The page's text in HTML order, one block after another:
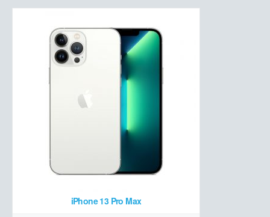
iPhone 13 Pro Max
OLED 6,1 polegadas Full HD+ com 120 Hz
Câmera:Tripla (12 MP + 12 MP teleobjetiva +12 MP ultrawide + ToF 3D)
Hardware: Apple A15 Bionic + 6 GB de RAM + 128/256/512 GB de armazenamento
Preço de lançamento: